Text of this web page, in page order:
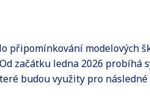
připomínkování modelových
začátku ledna 2026 probíhá
budou využity pro následné